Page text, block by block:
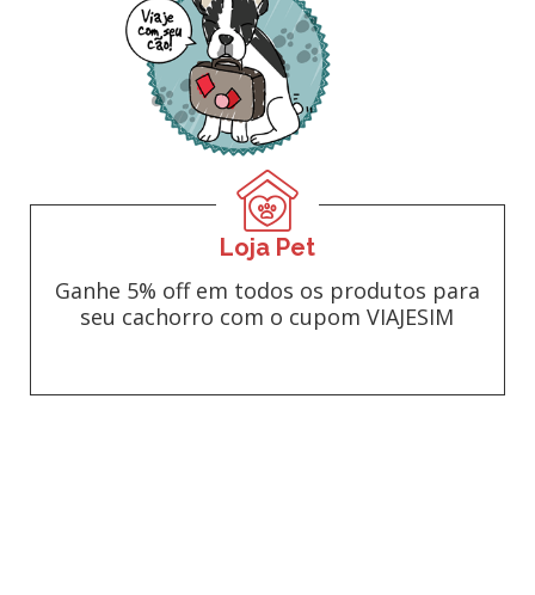
Loja Pet
Ganhe 5% off em todos os produtos para
seu cachorro com o cupom VIAJESIM